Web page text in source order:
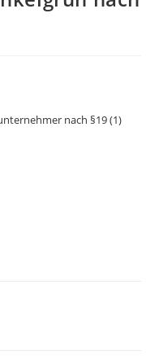
nach §19 (1)